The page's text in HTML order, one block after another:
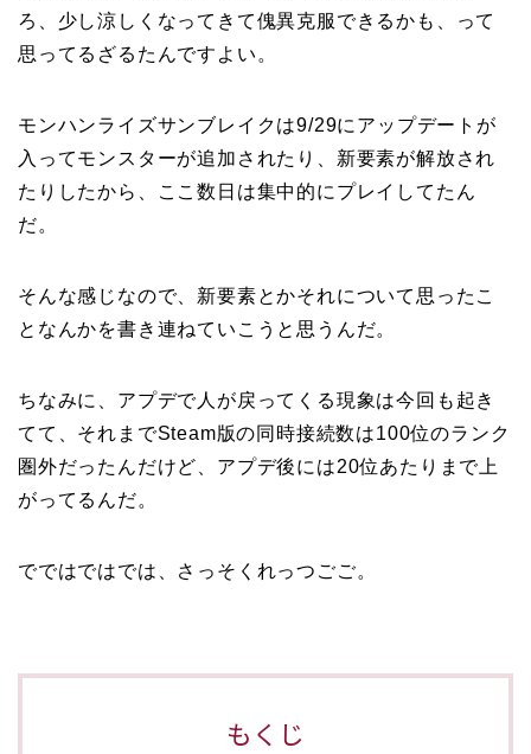
ろ、少し涼しくなってきて傀異克服できるかも、って
思ってるざるたんですよい。
モンハンライズサンブレイクは9/29にアップデートが
入ってモンスターが追加されたり、新要素が解放され
たりしたから、ここ数日は集中的にプレイしてたん
だ。
そんな感じなので、新要素とかそれについて思ったこ
となんかを書き連ねていこうと思うんだ。
ちなみに、アプデで人が戻ってくる現象は今回も起き
てて、それまでSteam版の同時接続数は100位のランク
圏外だったんだけど、アプデ後には20位あたりまで上
がってるんだ。
でではではでは、さっそくれっつごご。
もくじ